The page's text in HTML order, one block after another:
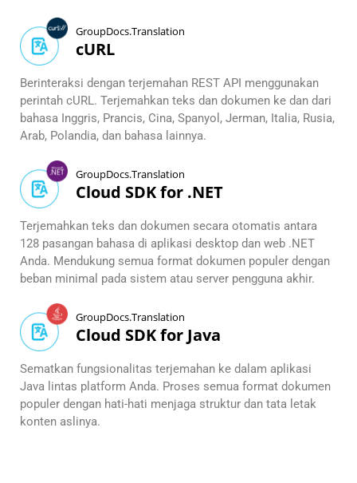
GroupDocs.Translation
cURL
Berinteraksi dengan terjemahan REST API menggunakan
perintah cURL. Terjemahkan teks dan dokumen ke dan dari
bahasa Inggris, Prancis, Cina, Spanyol, Jerman, Italia, Rusia,
Arab, Polandia, dan bahasa lainnya.
GroupDocs.Translation
Cloud SDK for .NET
Terjemahkan teks dan dokumen secara otomatis antara
128 pasangan bahasa di aplikasi desktop dan web .NET
Anda. Mendukung semua format dokumen populer dengan
beban minimal pada sistem atau server pengguna akhir.
GroupDocs.Translation
Cloud SDK for Java
Sematkan fungsionalitas terjemahan ke dalam aplikasi
Java lintas platform Anda. Proses semua format dokumen
populer dengan hati-hati menjaga struktur dan tata letak
konten aslinya.